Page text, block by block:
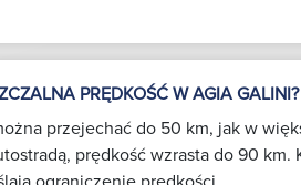
PRĘDKOŚĆ W AGIA GALINI?
przejechać do 50 km, jak w
prędkość wzrasta do 90 km.